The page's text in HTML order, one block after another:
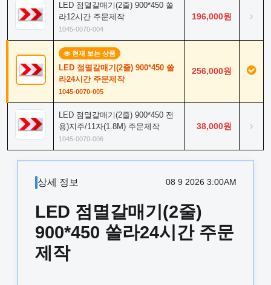
LED 점멸갈매기(2줄) 900*450 쏠
라12시간 주문제작
1045-0070-004
196,000원 ›
현재 보는 상품
LED 점멸갈매기(2줄) 900*450 쏠
라24시간 주문제작
1045-0070-005
256,000원
LED 점멸갈매기(2줄) 900*450 전
용)지주/11자(1.8M) 주문제작
1045-0070-006
38,000원 ›
상세 정보 08 9 2026 3:00AM
LED 점멸갈매기(2줄)
900*450 쏠라24시간 주문
제작